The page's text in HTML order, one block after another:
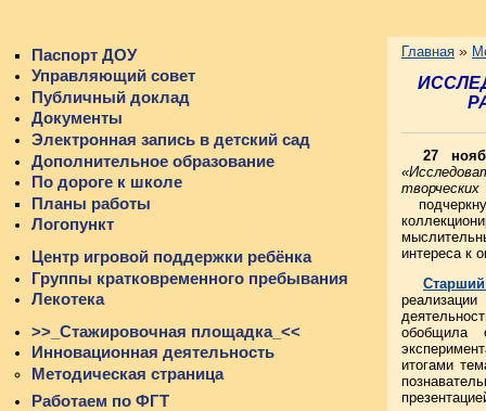
Паспорт ДОУ
Управляющий совет
Публичный доклад
Документы
Электронная запись в детский сад
Дополнительное образование
По дороге к школе
Планы работы
Логопункт
Центр игровой поддержки ребёнка
Группы кратковременного пребывания
Лекотека
>>_Стажировочная площадка_<<
Инновационная деятельность
Методическая страница
Работаем по ФГТ
Главная »
27
«
интереса к
обобщила
итогами